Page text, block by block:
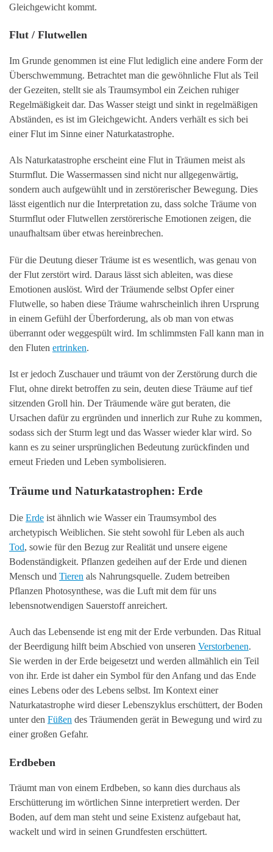
Gleichgewicht kommt.
Flut / Flutwellen
Im Grunde genommen ist eine Flut lediglich eine andere Form der
Überschwemmung. Betrachtet man die gewöhnliche Flut als Teil
der Gezeiten, stellt sie als Traumsymbol ein Zeichen ruhiger
Regelmäßigkeit dar. Das Wasser steigt und sinkt in regelmäßigen
Abständen, es ist im Gleichgewicht. Anders verhält es sich bei
einer Flut im Sinne einer Naturkatastrophe.
Als Naturkatastrophe erscheint eine Flut in Träumen meist als
Sturmflut. Die Wassermassen sind nicht nur allgegenwärtig,
sondern auch aufgewühlt und in zerstörerischer Bewegung. Dies
lässt eigentlich nur die Interpretation zu, dass solche Träume von
Sturmflut oder Flutwellen zerstörerische Emotionen zeigen, die
unaufhaltsam über etwas hereinbrechen.
Für die Deutung dieser Träume ist es wesentlich, was genau von
der Flut zerstört wird. Daraus lässt sich ableiten, was diese
Emotionen auslöst. Wird der Träumende selbst Opfer einer
Flutwelle, so haben diese Träume wahrscheinlich ihren Ursprung
in einem Gefühl der Überforderung, als ob man von etwas
überrannt oder weggespült wird. Im schlimmsten Fall kann man in
den Fluten ertrinken.
Ist er jedoch Zuschauer und träumt von der Zerstörung durch die
Flut, ohne direkt betroffen zu sein, deuten diese Träume auf tief
sitzenden Groll hin. Der Träumende wäre gut beraten, die
Ursachen dafür zu ergründen und innerlich zur Ruhe zu kommen,
sodass sich der Sturm legt und das Wasser wieder klar wird. So
kann es zu seiner ursprünglichen Bedeutung zurückfinden und
erneut Frieden und Leben symbolisieren.
Träume und Naturkatastrophen: Erde
Die Erde ist ähnlich wie Wasser ein Traumsymbol des
archetypisch Weiblichen. Sie steht sowohl für Leben als auch
Tod, sowie für den Bezug zur Realität und unsere eigene
Bodenständigkeit. Pflanzen gedeihen auf der Erde und dienen
Mensch und Tieren als Nahrungsquelle. Zudem betreiben
Pflanzen Photosynthese, was die Luft mit dem für uns
lebensnotwendigen Sauerstoff anreichert.
Auch das Lebensende ist eng mit der Erde verbunden. Das Ritual
der Beerdigung hilft beim Abschied von unseren Verstorbenen.
Sie werden in der Erde beigesetzt und werden allmählich ein Teil
von ihr. Erde ist daher ein Symbol für den Anfang und das Ende
eines Lebens oder des Lebens selbst. Im Kontext einer
Naturkatastrophe wird dieser Lebenszyklus erschüttert, der Boden
unter den Füßen des Träumenden gerät in Bewegung und wird zu
einer großen Gefahr.
Erdbeben
Träumt man von einem Erdbeben, so kann dies durchaus als
Erschütterung im wörtlichen Sinne interpretiert werden. Der
Boden, auf dem man steht und seine Existenz aufgebaut hat,
wackelt und wird in seinen Grundfesten erschüttert.